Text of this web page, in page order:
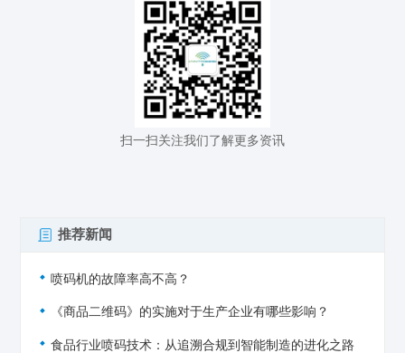
扫一扫关注我们了解更多资讯
推荐新闻
喷码机的故障率高不高？
《商品二维码》的实施对于生产企业有哪些影响？
食品行业喷码技术：从追溯合规到智能制造的进化之路